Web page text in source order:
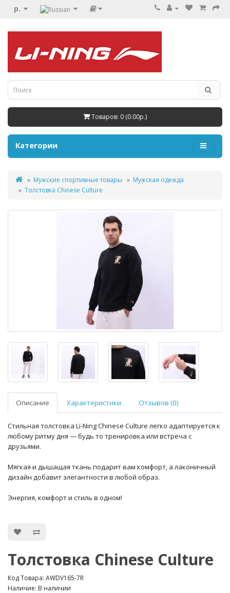
р.
Товаров: 0 (0.00р.)
Категории
Мужские спортивные товары
Мужская одежда
Толстовка Chinese Culture
Описание Характеристики Отзывов (0)
Стильная толстовка Li-Ning Chinese Culture легко адаптируется к
любому ритму дня — будь то тренировка или встреча с
друзьями.
Мягкая и дышащая ткань подарит вам комфорт, а лаконичный
дизайн добавит элегантности в любой образ.
Энергия, комфорт и стиль в одном!
Толстовка Chinese Culture
Код Товара: AWDV165-7R
Наличие: В наличии